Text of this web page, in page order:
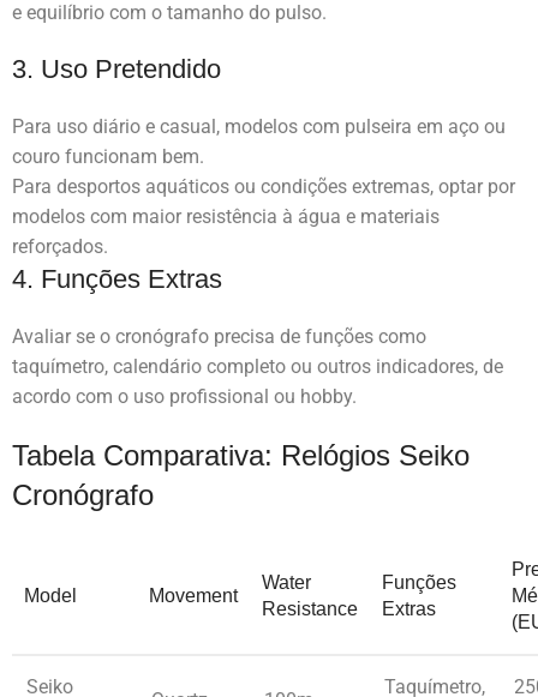
e equilíbrio com o tamanho do pulso.
3. Uso Pretendido
Para uso diário e casual, modelos com pulseira em aço ou
couro funcionam bem.
Para desportos aquáticos ou condições extremas, optar por
modelos com maior resistência à água e materiais
reforçados.
4. Funções Extras
Avaliar se o cronógrafo precisa de funções como
taquímetro, calendário completo ou outros indicadores, de
acordo com o uso profissional ou hobby.
Tabela Comparativa: Relógios Seiko
Cronógrafo
Model Movement
Water
Resistance
Funções
Extras
Seiko
Taquímetro,